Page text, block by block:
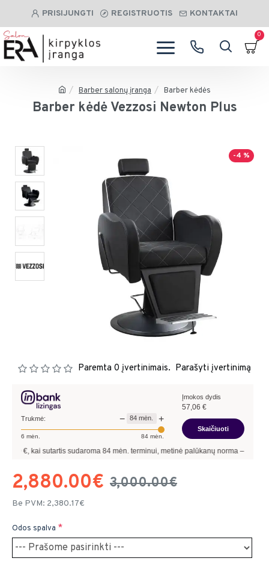
PRISIJUNGTI REGISTRUOTIS KONTAKTAI
0
Barber salonų įranga Barber kėdės
Barber kėdė Vezzosi Newton Plus
-4 %
Paremta 0 įvertinimais. Parašyti įvertinimą
2,880.00€ 3,000.00€
Be PVM: 2,380.17€
Odos spalva
Trukmė: − 84 mėn. +
6 mėn. 84mėn.
Įmokos dydis
57,06 €
Skaičiuoti
sutartis sudaroma84mėn. terminui, metinė palūkanų norma –8,90%, sutarties